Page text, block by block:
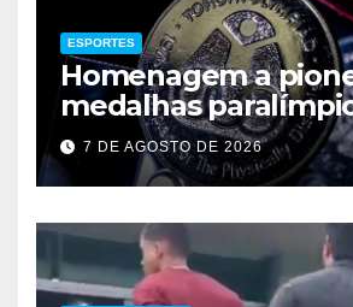
ESPORTES
Homenagem a
medalhas
Brasil
7 DE AGOSTO DE 2026